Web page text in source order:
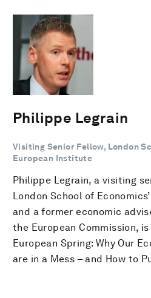
Philippe Legrain
Visiting Senior Fellow, London
European Institute
Philippe Legrain, a visiting
London School of
and a former economic
the European Commission,
European Spring: Why Our
are in a Mess – and How to